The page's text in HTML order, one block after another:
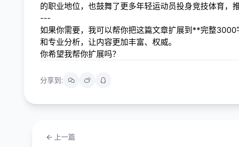
的职业地位，也鼓舞了更多年轻运动员投身竞技体育，
---
如果你需要，我可以帮你把这篇文章扩展到**完整
和专业分析，让内容更加丰富、权威。
你希望我帮你扩展吗？
分享到:
上一篇